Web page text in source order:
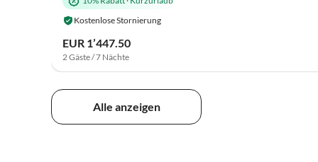
Kostenlose Stornierung
EUR 1’447.50
2 Gäste / 7 Nächte
Alle anzeigen